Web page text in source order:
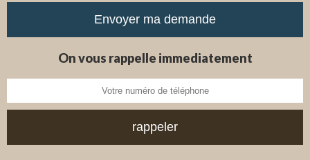
On vous rappelle immediatement